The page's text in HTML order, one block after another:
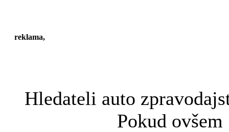
reklama,
Hledateli auto
Pokud